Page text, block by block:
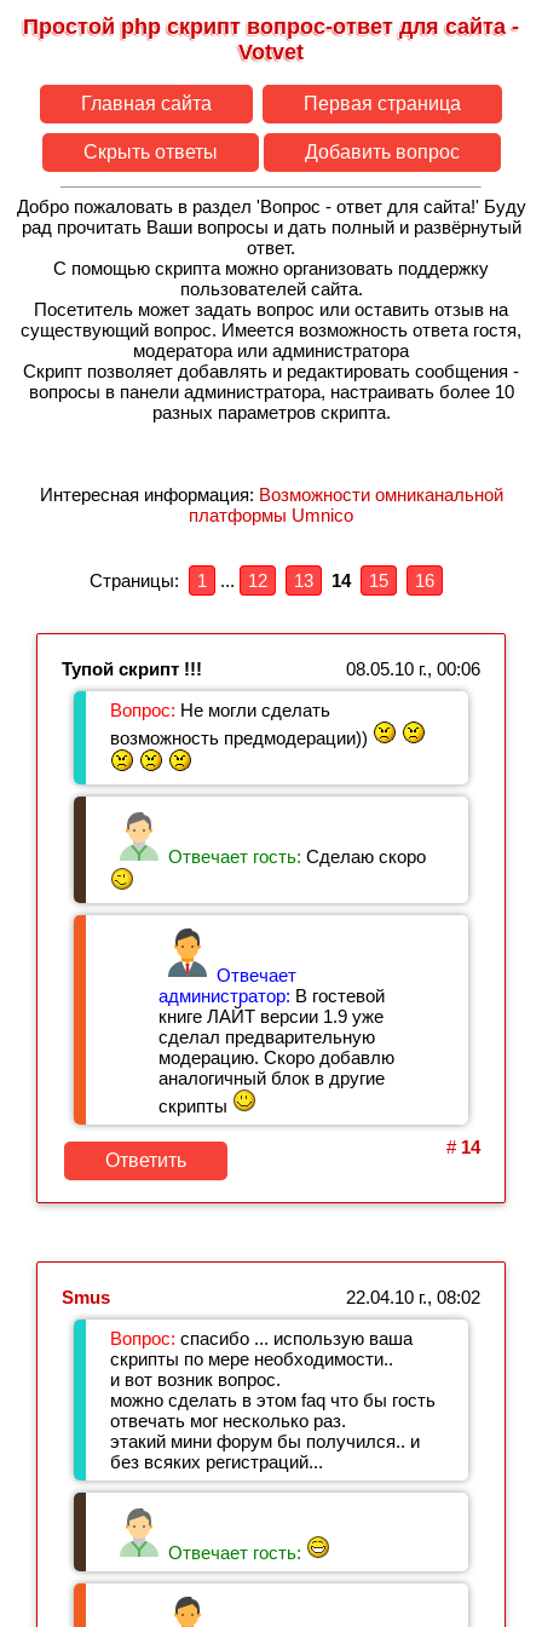
Простой php скрипт вопрос-ответ для сайта -
Votvet
Главная сайта Первая страница
Скрыть ответы Добавить вопрос
Добро пожаловать в раздел 'Вопрос - ответ для сайта!' Буду
рад прочитать Ваши вопросы и дать полный и развёрнутый
ответ.
С помощью скрипта можно организовать поддержку
пользователей сайта.
Посетитель может задать вопрос или оставить отзыв на
существующий вопрос. Имеется возможность ответа гостя,
модератора или администратора
Скрипт позволяет добавлять и редактировать сообщения -
вопросы в панели администратора, настраивать более 10
разных параметров скрипта.
Интересная информация: Возможности омниканальной
платформы Umnico
Страницы: 1 ... 12 13 14 15 16
Тупой скрипт !!!
08.05.10 г., 00:06
Вопрос: Не могли сделать
возможность предмодерации))
Отвечает гость: Сделаю скоро
Отвечает
администратор: В гостевой
книге ЛАЙТ версии 1.9 уже
сделал предварительную
модерацию. Скоро добавлю
аналогичный блок в другие
скрипты
Ответить
# 14
Smus
22.04.10 г., 08:02
Вопрос: спасибо ... использую ваша
скрипты по мере необходимости..
и вот возник вопрос.
можно сделать в этом faq что бы гость
отвечать мог несколько раз.
этакий мини форум бы получился.. и
без всяких регистраций...
Отвечает гость: